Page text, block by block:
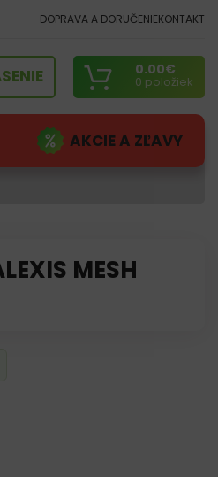
DOPRAVA A DORUČENIEKONTAKT
0 položiek
0.00€
AKCIE A ZĽAVY
MESH